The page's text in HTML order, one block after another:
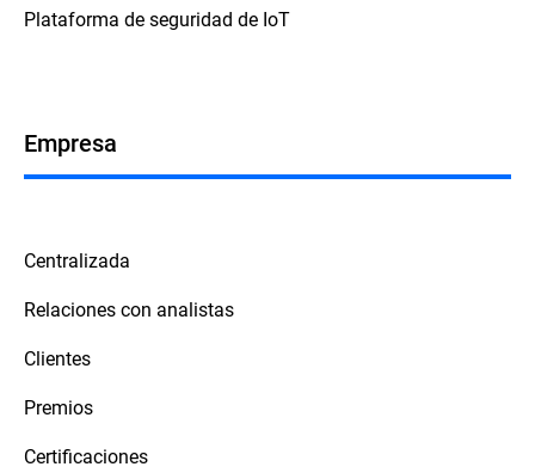
Plataforma de seguridad de IoT
Empresa
Centralizada
Relaciones con analistas
Clientes
Premios
Certificaciones